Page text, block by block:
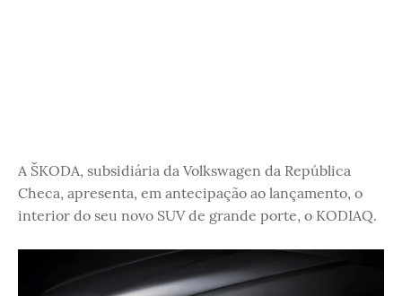
A ŠKODA, subsidiária da Volkswagen da República
Checa, apresenta, em antecipação ao lançamento, o
interior do seu novo SUV de grande porte, o KODIAQ.